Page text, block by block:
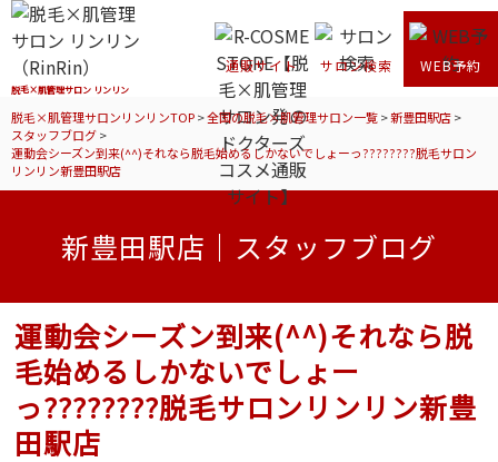
脱毛×肌管理サロン リンリン
通販サイト サロン検索 WEB予約
脱毛×肌管理サロンリンリンTOP>全国の脱毛×肌管理サロン一覧>新豊田駅店>
スタッフブログ>
運動会シーズン到来(^^)それなら脱毛始めるしかないでしょーっ????????脱毛サロン
リンリン新豊田駅店
新豊田駅店｜スタッフブログ
運動会シーズン到来(^^)それなら脱
毛始めるしかないでしょー
っ????????脱毛サロンリンリン新豊
田駅店